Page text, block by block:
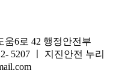
움6로 42 행정안전부
5207
지진안전 누리